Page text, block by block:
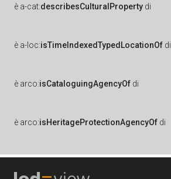
è a-cat:describesCulturalProperty di
è a-loc:isTimeIndexedTypedLocationOf di
è arco:isCataloguingAgencyOf di
è arco:isHeritageProtectionAgencyOf di